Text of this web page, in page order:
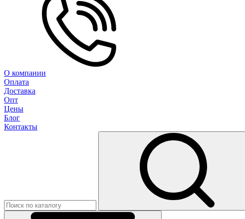
О компании
Оплата
Доставка
Опт
Цены
Блог
Контакты